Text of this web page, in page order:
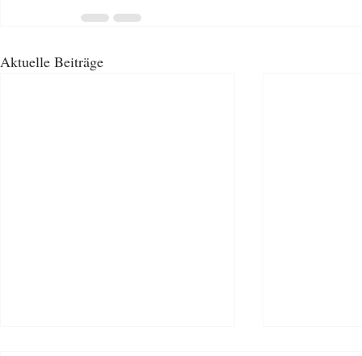
Aktuelle Beiträge